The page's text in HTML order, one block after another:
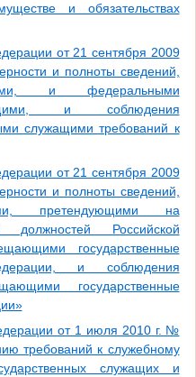
и обязательствах
от 21 сентября 2009
и полноты сведений,
и федеральными
и соблюдения
служащими требований к
от 21 сентября 2009
и полноты сведений,
претендующими на
должностей Российской
государственные
и соблюдения
государственные
от 1 июля 2010 г. №
требований к служебному
служащих и